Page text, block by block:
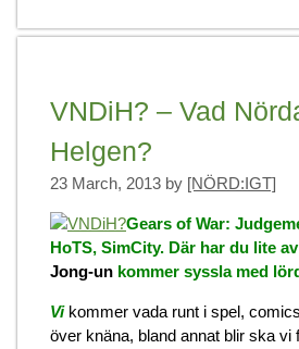
VNDiH? – Vad
Helgen?
23 March, 2013 by [NÖRD:IGT]
Gears of War:
HoTS, SimCity. Där har du lite
Jong-un kommer syssla med
Vikommer vada runt i spel,
över knäna, bland annat blir ska vi